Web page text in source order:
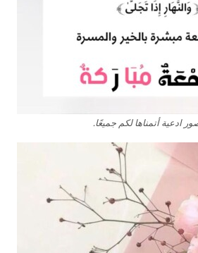
ادعية أتمناها لكم جميعًا.